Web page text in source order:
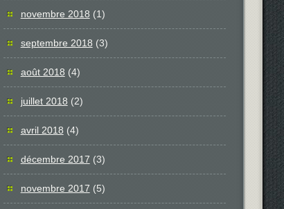
novembre 2018 (1)
septembre 2018 (3)
août 2018 (4)
juillet 2018 (2)
avril 2018 (4)
décembre 2017 (3)
novembre 2017 (5)